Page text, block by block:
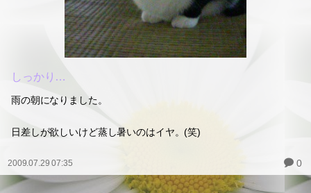
しっかり…
雨の朝になりました。
日差しが欲しいけど蒸し暑いのはイヤ。(笑)
2009.07.29 07:35 0